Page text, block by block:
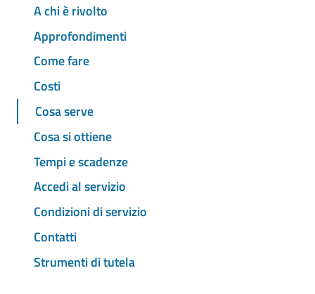
A chi è rivolto
Approfondimenti
Come fare
Costi
Cosa serve
Cosa si ottiene
Tempi e scadenze
Accedi al servizio
Condizioni di servizio
Contatti
Strumenti di tutela